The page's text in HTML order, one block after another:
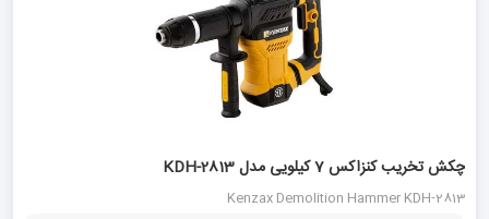
چکش تخریب کنزاکس 7 کیلویی مدل KDH-2813
Kenzax Demolition Hammer KDH-2813